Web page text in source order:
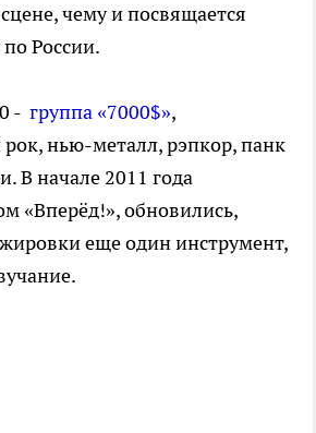
чему и посвящается
России.
- группа «7000$»,
нью-металл, рэпкор, панк
В начале 2011 года
«Вперёд!», обновились,
еще один инструмент,